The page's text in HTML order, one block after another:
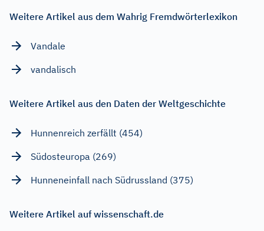
Weitere Artikel aus dem Wahrig Fremdwörterlexikon
Vandale
vandalisch
Weitere Artikel aus den Daten der Weltgeschichte
Hunnenreich zerfällt (454)
Südosteuropa (269)
Hunneneinfall nach Südrussland (375)
Weitere Artikel auf wissenschaft.de